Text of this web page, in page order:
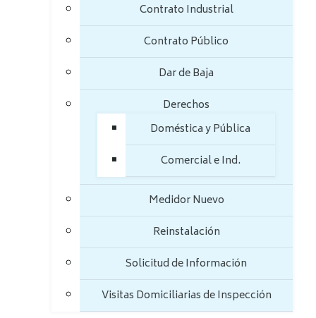
Contrato Industrial
Contrato Público
Dar de Baja
Derechos
Doméstica y Pública
Comercial e Ind.
Medidor Nuevo
Reinstalación
Solicitud de Información
Visitas Domiciliarias de Inspección